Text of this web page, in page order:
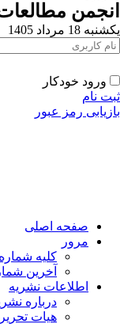
مطالعات
18 مرداد 1405
ورود خودکار
نام
رمز عبور
صفحه اصلی
مرور
کلیه
آخرین شماره
اطلاعات نشریه
درباره نشریه
هیات تحریریه